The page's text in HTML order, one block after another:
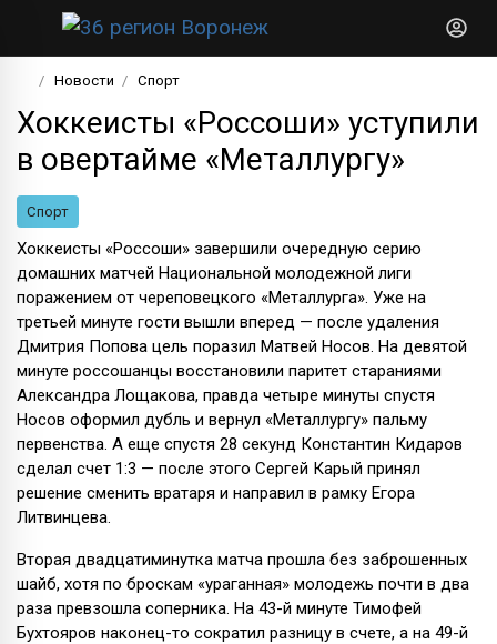
Новости Спорт
Хоккеисты «Россоши» уступили
в овертайме «Металлургу»
Спорт
Хоккеисты «Россоши» завершили очередную серию
домашних матчей Национальной молодежной лиги
поражением от череповецкого «Металлурга». Уже на
третьей минуте гости вышли вперед — после удаления
Дмитрия Попова цель поразил Матвей Носов. На девятой
минуте россошанцы восстановили паритет стараниями
Александра Лощакова, правда четыре минуты спустя
Носов оформил дубль и вернул «Металлургу» пальму
первенства. А еще спустя 28 секунд Константин Кидаров
сделал счет 1:3 — после этого Сергей Карый принял
решение сменить вратаря и направил в рамку Егора
Литвинцева.
Вторая двадцатиминутка матча прошла без заброшенных
шайб, хотя по броскам «ураганная» молодежь почти в два
раза превзошла соперника. На 43-й минуте Тимофей
Бухтояров наконец-то сократил разницу в счете, а на 49-й